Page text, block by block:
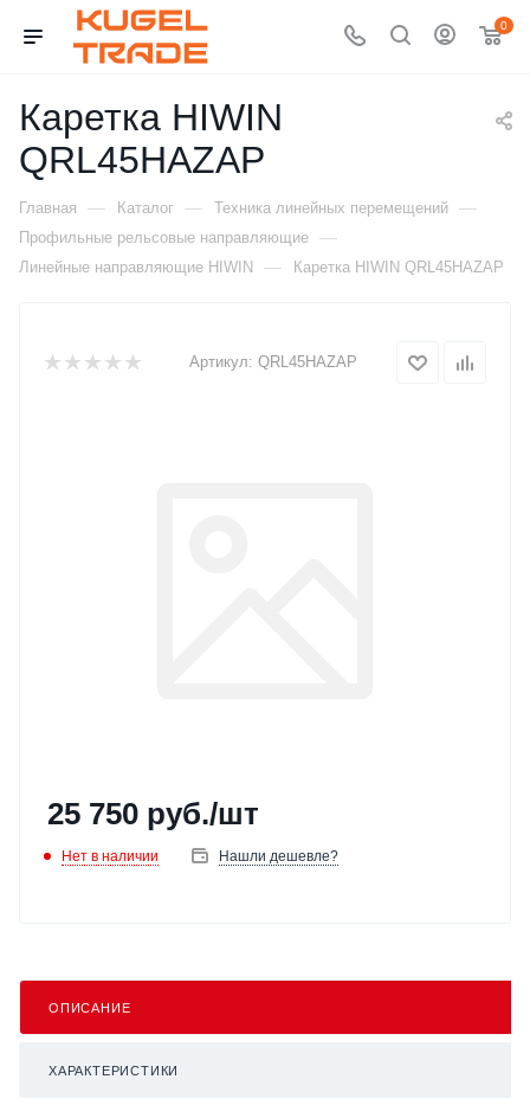
0
Каретка HIWIN
QRL45HAZAP
Главная — Каталог — Техника линейных перемещений —
Профильные рельсовые направляющие —
Линейные направляющие HIWIN — Каретка HIWIN QRL45HAZAP
Артикул: QRL45HAZAP
25 750 руб./шт
Нет в наличии Нашли дешевле?
ОПИСАНИЕ
ХАРАКТЕРИСТИКИ